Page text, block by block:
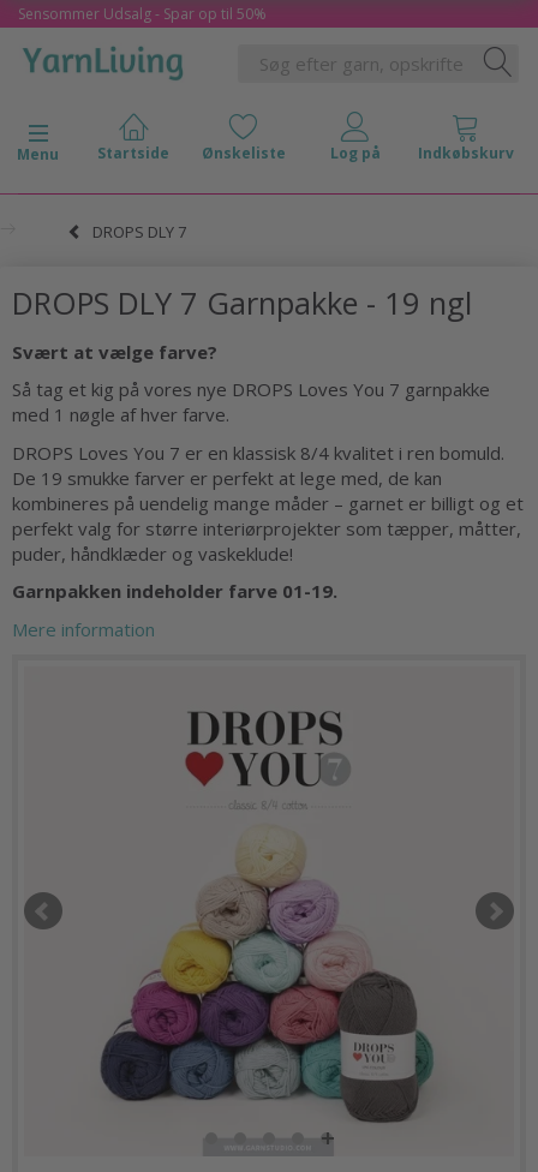
Sensommer Udsalg - Spar op til 50%
Skifte navigation
Menu
DROPS DLY 7
DROPS DLY 7 Garnpakke - 19 ngl
Svært at vælge farve?
Så tag et kig på vores nye DROPS Loves You 7 garnpakke
med 1 nøgle af hver farve.
DROPS Loves You 7 er en klassisk 8/4 kvalitet i ren bomuld.
De 19 smukke farver er perfekt at lege med, de kan
kombineres på uendelig mange måder – garnet er billigt og et
perfekt valg for større interiørprojekter som tæpper, måtter,
puder, håndklæder og vaskeklude!
Garnpakken indeholder farve 01-19.
Mere information